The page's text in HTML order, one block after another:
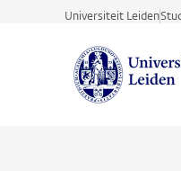
Ga direct naar de inhoud
Universiteit Leiden